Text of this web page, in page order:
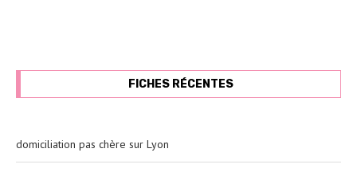
FICHES RÉCENTES
domiciliation pas chère sur Lyon